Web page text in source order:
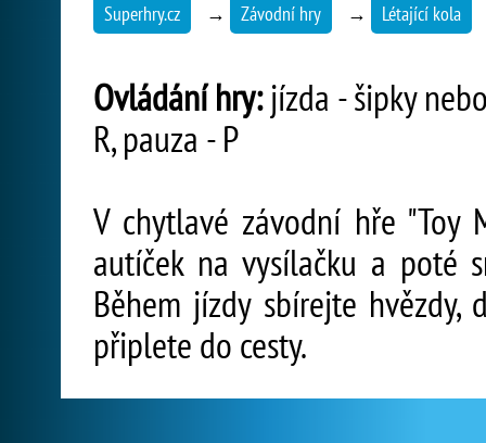
Superhry.cz → Závodní hry → Létající kola
Ovládání hry:jízda - šipky
R, pauza - P
V chytlavé závodní hře
autíček na vysílačku a poté
Během jízdy sbírejte
připlete do cesty.